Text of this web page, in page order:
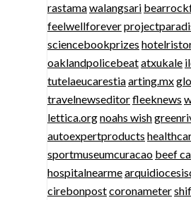
rastamawalangsari
feelwellforever
sciencebookprizes
oaklandpolicebeatatxukale
tutelaeucarestiaarting.mx
travelnewseditorfleeknews
lettica.orgnoahs wish
autoexpertproducts
sportmuseumcuracao beef
hospitalnearme
cirebonpostcoronameter